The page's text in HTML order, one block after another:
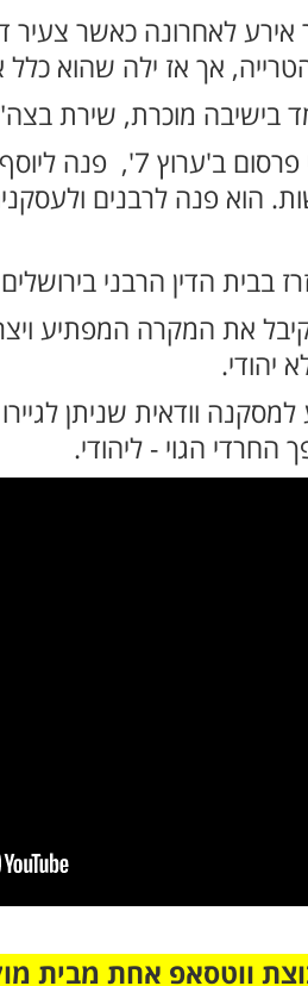
אירע לאחרונה כאשר
אך אז ילה שהוא כלל
בישיבה מוכרת, שירת
הוא היה המום ולפי
הוא פנה לרבנים
בבית הדין הרבני
את המקרה המפתיע
יהודי.
למסקנה וודאית שניתן